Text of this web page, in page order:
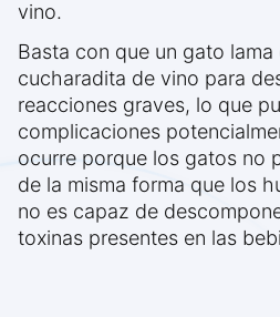
vino.
Basta con que un gato
cucharadita de vino para
reacciones graves, lo que
complicaciones
ocurre porque los gatos no
de la misma forma que los
no es capaz de
toxinas presentes en las